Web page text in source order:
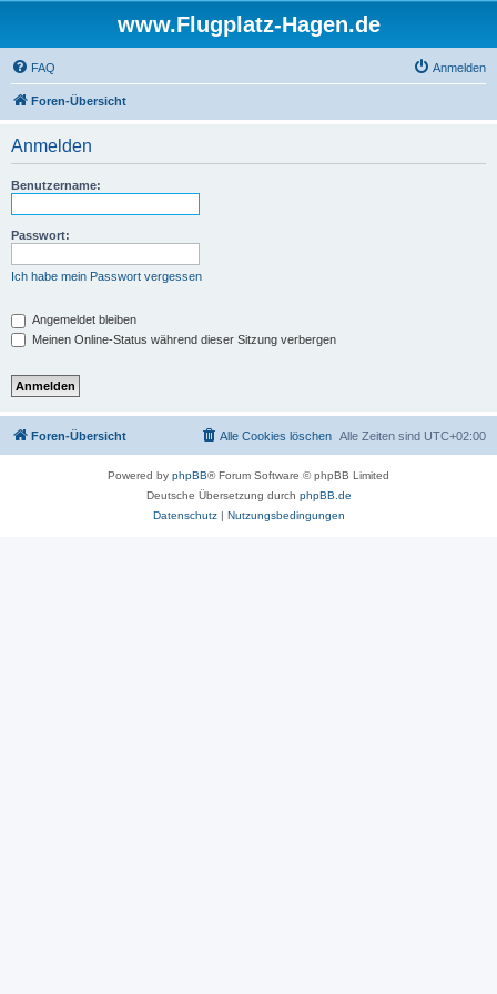
www.Flugplatz-Hagen.de
FAQ Anmelden
Foren-Übersicht
Anmelden
Benutzername:
Passwort:
Ich habe mein Passwort vergessen
Angemeldet bleiben
Meinen Online-Status während dieser Sitzung verbergen
Foren-Übersicht Alle Zeiten sind UTC+02:00
Alle Cookies löschen
Powered by phpBB® Forum Software © phpBB Limited
Deutsche Übersetzung durch phpBB.de
Datenschutz| Nutzungsbedingungen